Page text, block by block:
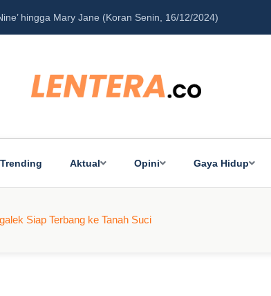
hingga Mary Jane (Koran Senin, 16/12/2024)
Trending Aktual Opini Gaya Hidup
Siap Terbang ke Tanah Suci